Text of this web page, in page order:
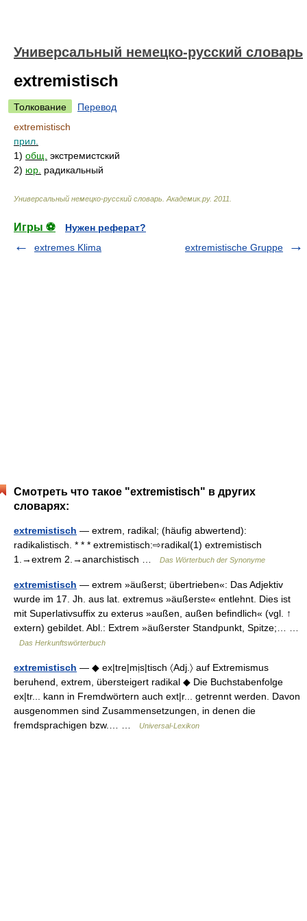
Универсальный немецко-русский словарь
extremistisch
Толкование
Перевод
extremistisch
прил.
1) общ. экстремистский
2) юр. радикальный
Универсальный немецко-русский словарь Академик.ру. 2011
Игры ⚽
Нужен реферат?
extremes Klima
extremistische Gruppe
Смотреть что такое "extremistisch" в других
словарях:
extremistisch — extrem, radikal; (häufig abwertend):
radikalistisch. * * * extremistisch:⇨radikal(1) extremistisch
1.→extrem 2.→anarchistisch …
Das Wörterbuch der Synonyme
extremistisch — extrem »äußerst; übertrieben«: Das Adjektiv
wurde im 17. Jh. aus lat. extremus »äußerste« entlehnt. Dies ist
mit Superlativsuffix zu exterus »außen, außen befindlich« (vgl. ↑
extern) gebildet. Abl.: Extrem »äußerster Standpunkt, Spitze;… …
Das Herkunftswörterbuch
extremistisch — ◆ ex|tre|mịs|tisch 〈Adj.〉 auf Extremismus
beruhend, extrem, übersteigert radikal ◆ Die Buchstabenfolge
ex|tr... kann in Fremdwörtern auch ext|r... getrennt werden. Davon
ausgenommen sind Zusammensetzungen, in denen die
fremdsprachigen bzw.… …
Universal-Lexikon